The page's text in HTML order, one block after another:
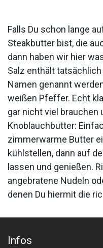
Falls Du schon lange
Steakbutter bist, die
dann haben wir hier
Salz enthält
Namen genannt
weißen Pfeffer. Echt
gar nicht viel brauchen
Knoblauchbutter:
zimmerwarme Butter
kühlstellen, dann auf
lassen und genießen.
angebratene Nudeln
denen Du hiermit die
Infos